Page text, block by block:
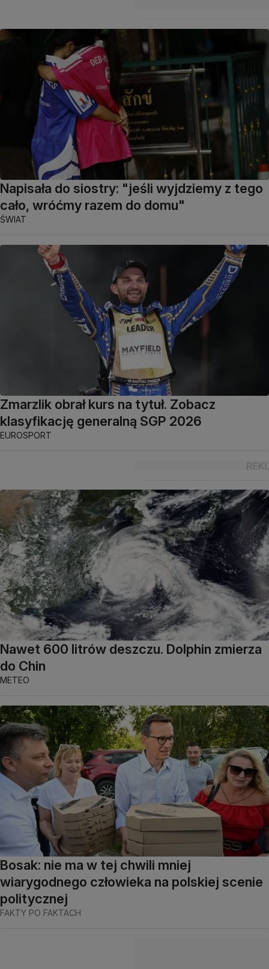
Napisała do siostry: "jeśli wyjdziemy z tego
cało, wróćmy razem do domu"
ŚWIAT
Zmarzlik obrał kurs na tytuł. Zobacz
klasyfikację generalną SGP 2026
EUROSPORT
Nawet 600 litrów deszczu. Dolphin zmierza
do Chin
METEO
Bosak: nie ma w tej chwili mniej
wiarygodnego człowieka na polskiej scenie
politycznej
FAKTY PO FAKTACH